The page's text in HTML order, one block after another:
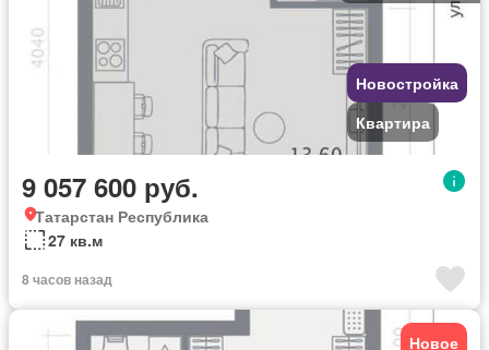
Новостройка
Квартира
9 057 600 руб.
Татарстан Республика
27 кв.м
8 часов назад
Новое